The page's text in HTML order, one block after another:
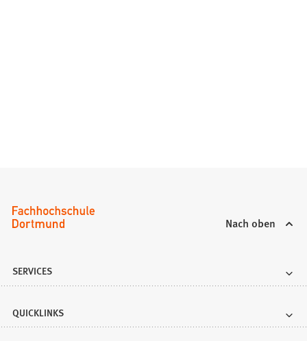
Nach oben
SERVICES
QUICKLINKS